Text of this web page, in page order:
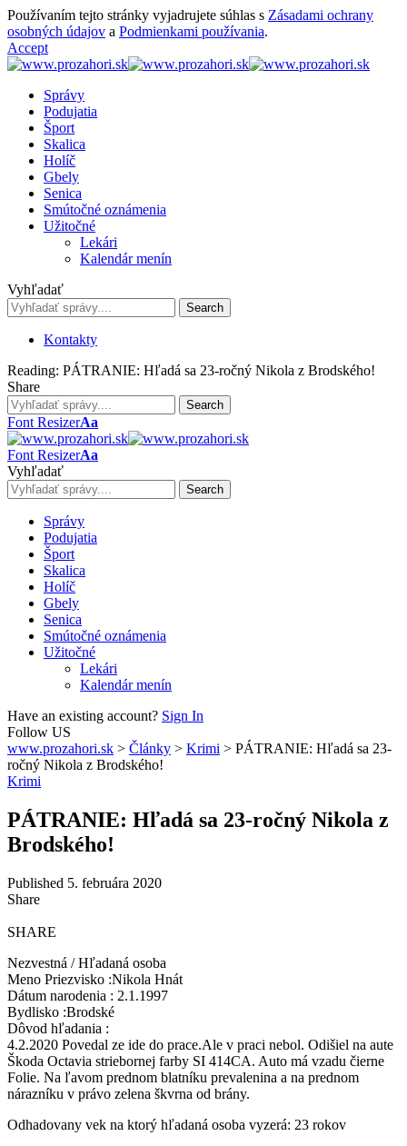
Používaním tejto stránky vyjadrujete súhlas s Zásadami ochrany
osobných údajov a Podmienkami používania.
Accept
Správy
Podujatia
Šport
Skalica
Holíč
Gbely
Senica
Smútočné oznámenia
Užitočné
Lekári
Kalendár menín
Vyhľadať
Kontakty
Reading: PÁTRANIE: Hľadá sa 23-ročný Nikola z Brodského!
Share
Font ResizerAa
Font ResizerAa
Vyhľadať
Správy
Podujatia
Šport
Skalica
Holíč
Gbely
Senica
Smútočné oznámenia
Užitočné
Lekári
Kalendár menín
Have an existing account? Sign In
Follow US
www.prozahori.sk > Články > Krimi > PÁTRANIE: Hľadá sa 23-
ročný Nikola z Brodského!
Krimi
PÁTRANIE: Hľadá sa 23-ročný Nikola z
Brodského!
Published 5. februára 2020
Share
SHARE
Nezvestná / Hľadaná osoba
Meno Priezvisko :Nikola Hnát
Dátum narodenia : 2.1.1997
Bydlisko :Brodské
Dôvod hľadania :
4.2.2020 Povedal ze ide do prace.Ale v praci nebol. Odišiel na aute
Škoda Octavia striebornej farby SI 414CA. Auto má vzadu čierne
Folie. Na ľavom prednom blatníku prevalenina a na prednom
nárazníku v právo zelena škvrna od brány.
Odhadovany vek na ktorý hľadaná osoba vyzerá: 23 rokov